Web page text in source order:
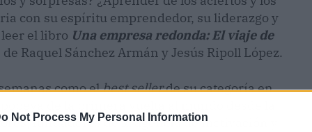
Not Process My Personal Information
con su espíritu emprendedor, su liderazgo y
el libro Una empresa redonda: El viaje de
de Raquel Sánchez Armán y Jesús Ripoll López.
como elbest sellerde su categoría en
de la primera vuelta al mundo desde la
fundadores de la agencia de motivación y